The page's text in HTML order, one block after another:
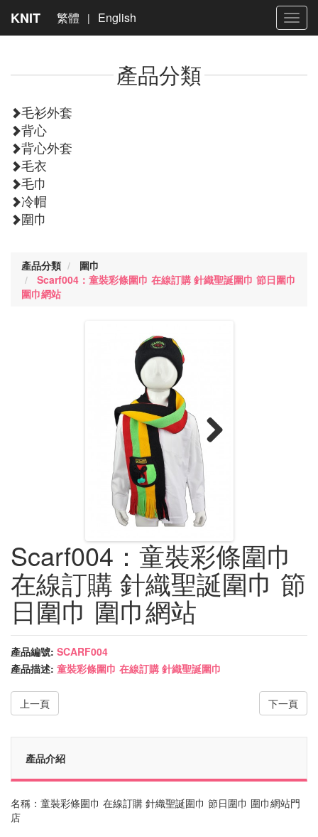
KNIT 繁體 | English
產品分類
毛衫外套
背心
背心外套
毛衣
毛巾
冷帽
圍巾
產品分類
圍巾
Scarf004：童裝彩條圍巾 在線訂購 針織聖誕圍巾 節日圍巾
圍巾網站
Scarf004：童裝彩條圍巾
在線訂購 針織聖誕圍巾 節
日圍巾 圍巾網站
產品編號: SCARF004
產品描述: 童裝彩條圍巾 在線訂購 針織聖誕圍巾
上一頁 下一頁
產品介紹
名稱：童裝彩條圍巾 在線訂購 針織聖誕圍巾 節日圍巾 圍巾網站門
店